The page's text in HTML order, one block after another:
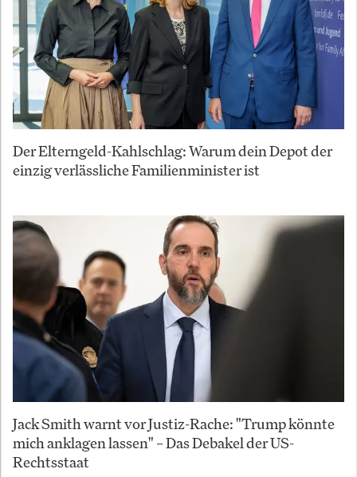
Der Elterngeld-Kahlschlag: Warum dein Depot der
einzig verlässliche Familienminister ist
Jack Smith warnt vor Justiz-Rache: "Trump könnte
mich anklagen lassen" – Das Debakel der US-
Rechtsstaat